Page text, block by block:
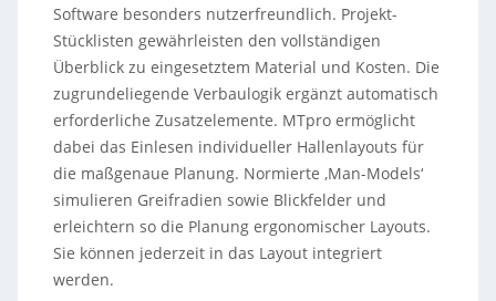
Software besonders nutzerfreundlich. Projekt-
Stücklisten gewährleisten den vollständigen
Überblick zu eingesetztem Material und Kosten. Die
zugrundeliegende Verbaulogik ergänzt automatisch
erforderliche Zusatzelemente. MTpro ermöglicht
dabei das Einlesen individueller Hallenlayouts für
die maßgenaue Planung. Normierte ‚Man-Models‘
simulieren Greifradien sowie Blickfelder und
erleichtern so die Planung ergonomischer Layouts.
Sie können jederzeit in das Layout integriert
werden.